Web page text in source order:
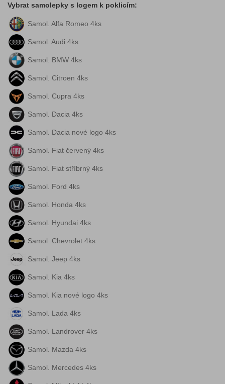
Vybrat samolepky s logem k poklicím:
Samol. Alfa Romeo 4ks
Samol. Audi 4ks
Samol. BMW 4ks
Samol. Citroen 4ks
Samol. Cupra 4ks
Samol. Dacia 4ks
Samol. Dacia nové logo 4ks
Samol. Fiat červený 4ks
Samol. Fiat stříbrný 4ks
Samol. Ford 4ks
Samol. Honda 4ks
Samol. Hyundai 4ks
Samol. Chevrolet 4ks
Samol. Jeep 4ks
Samol. Kia 4ks
Samol. Kia nové logo 4ks
Samol. Lada 4ks
Samol. Landrover 4ks
Samol. Mazda 4ks
Samol. Mercedes 4ks